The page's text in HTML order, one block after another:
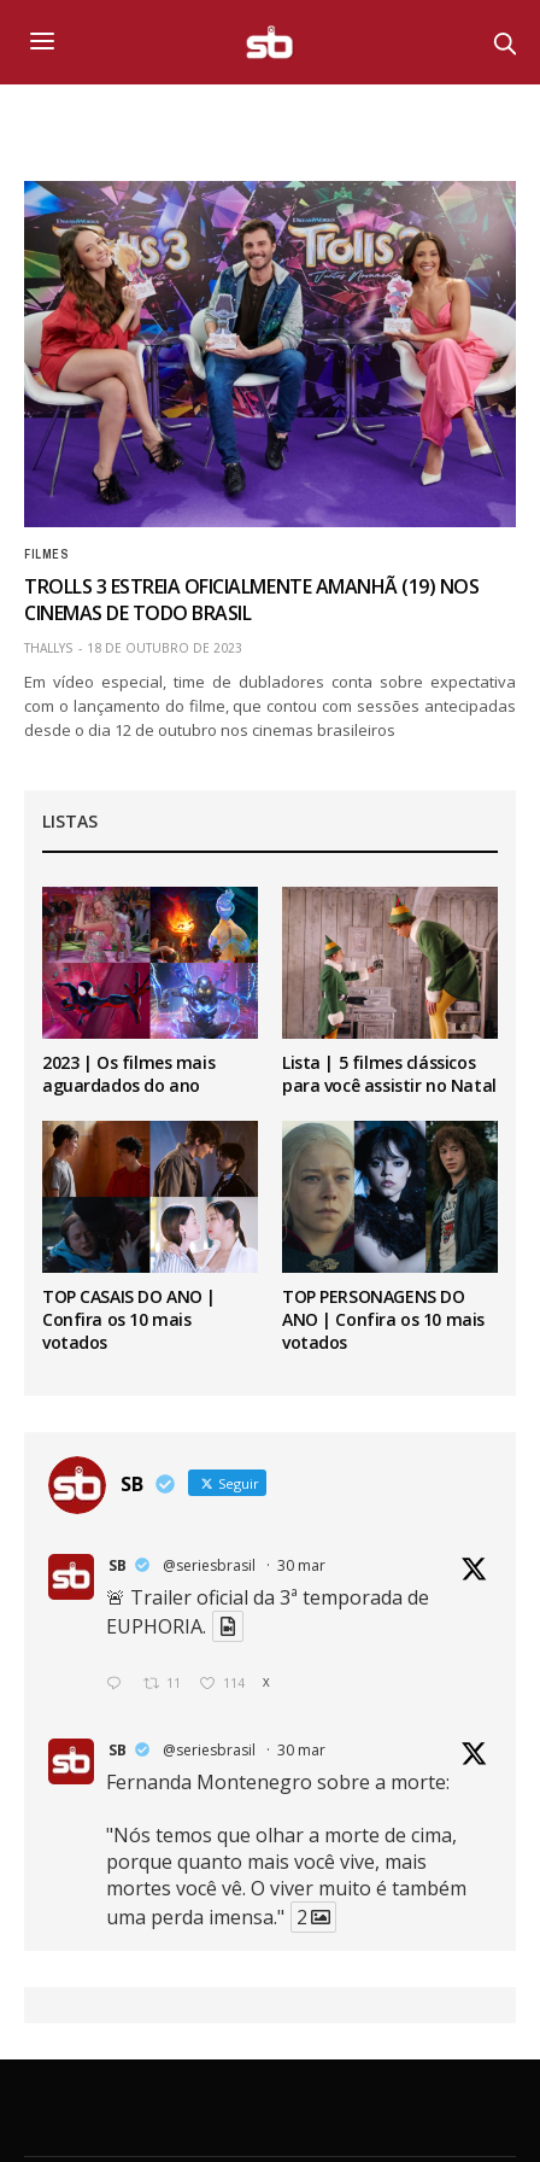
FILMES
TROLLS 3 ESTREIA OFICIALMENTE AMANHÃ (19) NOS
CINEMAS DE TODO BRASIL
THALLYS 18 DE OUTUBRO DE 2023
Em vídeo especial, time de dubladores conta sobre expectativa
com o lançamento do filme, que contou com sessões antecipadas
desde o dia 12 de outubro nos cinemas brasileiros
LISTAS
2023 | Os filmes mais
aguardados do ano
Lista | 5 filmes clássicos
para você assistir no Natal
TOP CASAIS DO ANO |
Confira os 10 mais
votados
TOP PERSONAGENS DO
ANO | Confira os 10 mais
votados
SB Seguir
SB @seriesbrasil · 30 mar
🚨 Trailer oficial da 3ª temporada de
EUPHORIA.
11 114 X
SB @seriesbrasil · 30 mar
Fernanda Montenegro sobre a morte:
"Nós temos que olhar a morte de cima,
porque quanto mais você vive, mais
mortes você vê. O viver muito é também
uma perda imensa." 2
16 389 X